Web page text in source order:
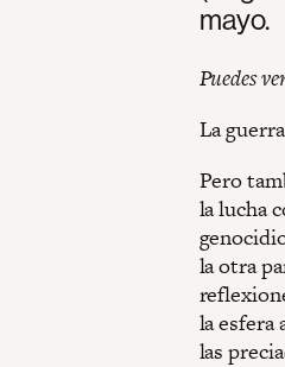
mayo.
Puedes
La
Pero
la lucha
la otra
la esfera
las